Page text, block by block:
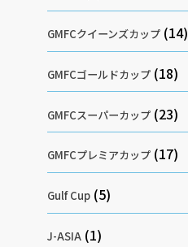
GMFCクイーンズカップ (14)
GMFCゴールドカップ (18)
GMFCスーパーカップ (23)
GMFCプレミアカップ (17)
Gulf Cup (5)
J-ASIA (1)